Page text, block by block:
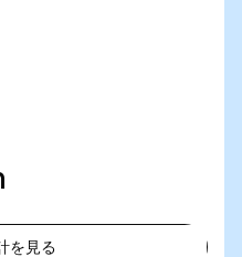
を見る